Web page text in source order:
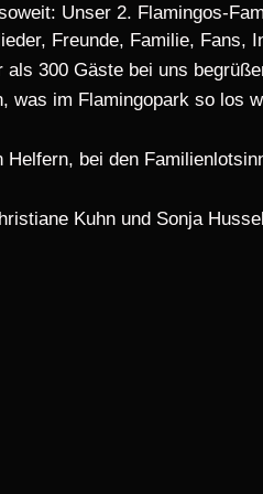
Unser 2. Flamingos-
Freunde, Familie, Fans,
300 Gäste bei uns
was im Flamingopark so los
bei den
Kuhn und Sonja